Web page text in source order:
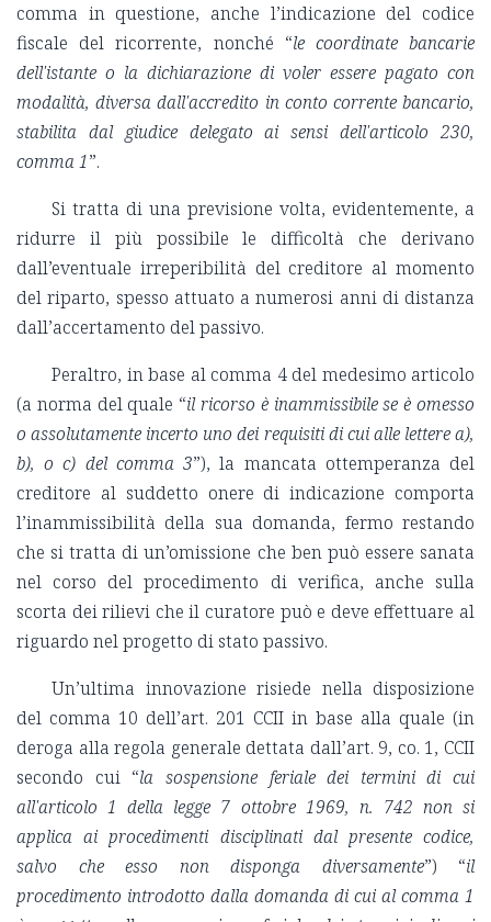
comma in questione, anche l’indicazione del codice
fiscale del ricorrente, nonché “le coordinate bancarie
dell'istante o la dichiarazione di voler essere pagato con
modalità, diversa dall'accredito in conto corrente bancario,
stabilita dal giudice delegato ai sensi dell'articolo 230,
comma 1”.
Si tratta di una previsione volta, evidentemente, a
ridurre il più possibile le difficoltà che derivano
dall’eventuale irreperibilità del creditore al momento
del riparto, spesso attuato a numerosi anni di distanza
dall’accertamento del passivo.
Peraltro, in base al comma 4 del medesimo articolo
(a norma del quale “il ricorso è inammissibile se è omesso
o assolutamente incerto uno dei requisiti di cui alle lettere a),
b), o c) del comma 3”), la mancata ottemperanza del
creditore al suddetto onere di indicazione comporta
l’inammissibilità della sua domanda, fermo restando
che si tratta di un’omissione che ben può essere sanata
nel corso del procedimento di verifica, anche sulla
scorta dei rilievi che il curatore può e deve effettuare al
riguardo nel progetto di stato passivo.
Un’ultima innovazione risiede nella disposizione
del comma 10 dell’art. 201 CCII in base alla quale (in
deroga alla regola generale dettata dall’art. 9, co. 1, CCII
secondo cui “la sospensione feriale dei termini di cui
all'articolo 1 della legge 7 ottobre 1969, n. 742 non si
applica ai procedimenti disciplinati dal presente codice,
salvo che esso non disponga diversamente”) “il
procedimento introdotto dalla domanda di cui al comma 1